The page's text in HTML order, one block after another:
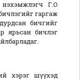
Г.О
гаргаж
бичгийг
ярьсан бичлэг
хэрэг шүүхэд